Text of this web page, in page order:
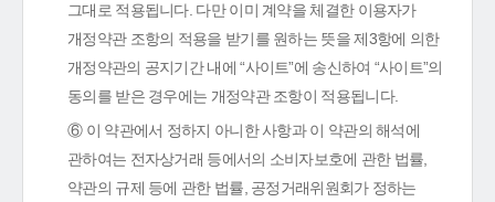
그대로 적용됩니다. 다만 이미 계약을 체결한 이용자가
개정약관 조항의 적용을 받기를 원하는 뜻을 제3항에 의한
개정약관의 공지기간 내에 “사이트”에 송신하여 “사이트”의
동의를 받은 경우에는 개정약관 조항이 적용됩니다.
⑥ 이 약관에서 정하지 아니한 사항과 이 약관의 해석에
관하여는 전자상거래 등에서의 소비자보호에 관한 법률,
약관의 규제 등에 관한 법률, 공정거래위원회가 정하는